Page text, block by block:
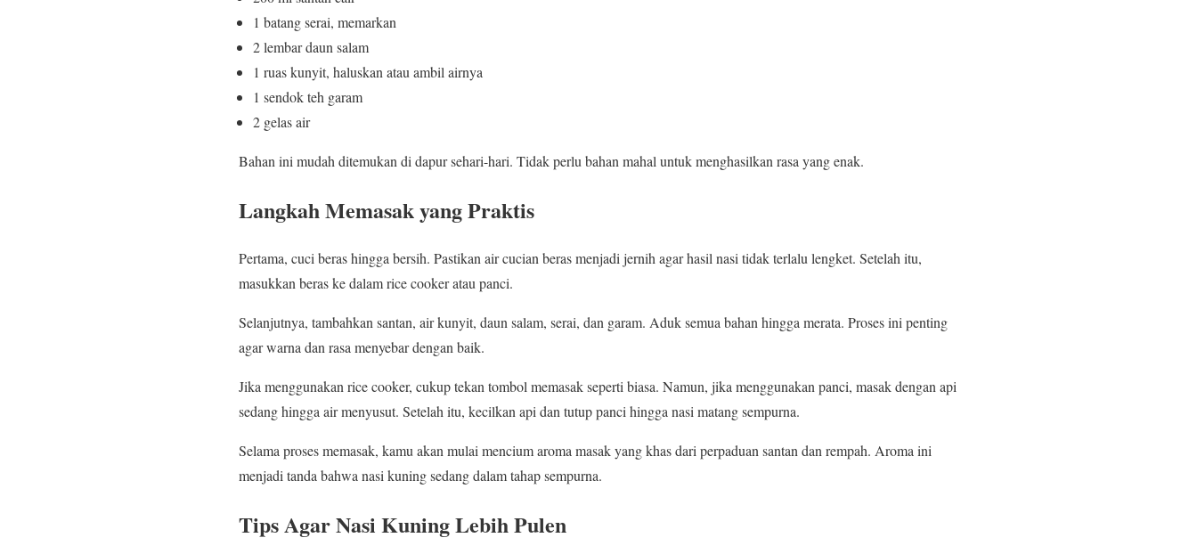
1 batang serai, memarkan
2 lembar daun salam
1 ruas kunyit, haluskan atau ambil airnya
1 sendok teh garam
2 gelas air
Bahan ini mudah ditemukan di dapur sehari-hari. Tidak perlu bahan mahal untuk menghasilkan rasa yang enak.
Langkah Memasak yang Praktis
Pertama, cuci beras hingga bersih. Pastikan air cucian beras menjadi jernih agar hasil nasi tidak terlalu lengket. Setelah itu,
masukkan beras ke dalam rice cooker atau panci.
Selanjutnya, tambahkan santan, air kunyit, daun salam, serai, dan garam. Aduk semua bahan hingga merata. Proses ini penting
agar warna dan rasa menyebar dengan baik.
Jika menggunakan rice cooker, cukup tekan tombol memasak seperti biasa. Namun, jika menggunakan panci, masak dengan api
sedang hingga air menyusut. Setelah itu, kecilkan api dan tutup panci hingga nasi matang sempurna.
Selama proses memasak, kamu akan mulai mencium aroma masak yang khas dari perpaduan santan dan rempah. Aroma ini
menjadi tanda bahwa nasi kuning sedang dalam tahap sempurna.
Tips Agar Nasi Kuning Lebih Pulen